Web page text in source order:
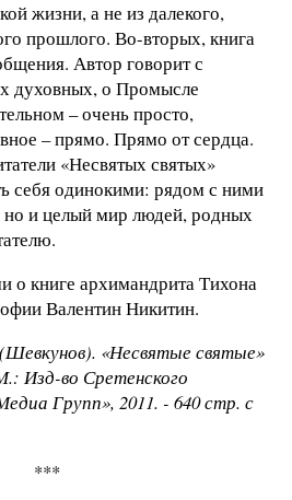
жизни, а не из далекого,
прошлого. Во-вторых, книга
Автор говорит с
духовных, о Промысле
– очень просто,
– прямо. Прямо от сердца.
«Несвятых святых»
себя одинокими: рядом с ними
но и целый мир людей, родных
о книге архимандрита Тихона
Валентин Никитин.
«Несвятые святые»
Изд-во Сретенского
Групп», 2011. - 640 стр. с
***